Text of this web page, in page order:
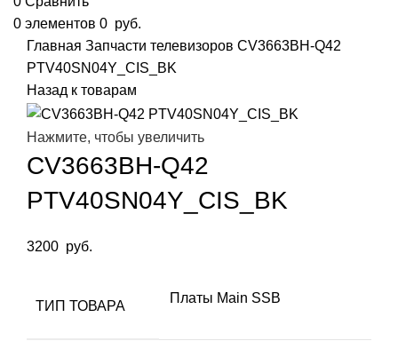
0 элементов 0 руб.
Главная Запчасти телевизоров CV3663BH-Q42
PTV40SN04Y_CIS_BK
Назад к товарам
Нажмите, чтобы увеличить
CV3663BH-Q42
PTV40SN04Y_CIS_BK
3200 руб.
ТИП ТОВАРА
Платы Main SSB